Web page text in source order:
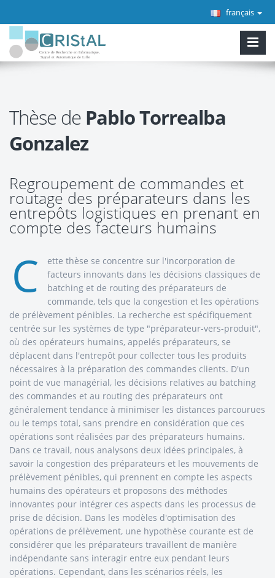
français
Thèse de Pablo Torrealba
Gonzalez
Regroupement de commandes et
routage des préparateurs dans les
entrepôts logistiques en prenant en
compte des facteurs humains
C
ette thèse se concentre sur l'incorporation de
facteurs innovants dans les décisions classiques de
batching et de routing des préparateurs de
commande, tels que la congestion et les opérations
de prélèvement pénibles. La recherche est spécifiquement
centrée sur les systèmes de type "préparateur-vers-produit",
où des opérateurs humains, appelés préparateurs, se
déplacent dans l'entrepôt pour collecter tous les produits
nécessaires à la préparation des commandes clients. D'un
point de vue managérial, les décisions relatives au batching
des commandes et au routing des préparateurs ont
généralement tendance à minimiser les distances parcourues
ou le temps total, sans prendre en considération que ces
opérations sont réalisées par des préparateurs humains.
Dans ce travail, nous analysons deux idées principales, à
savoir la congestion des préparateurs et les mouvements de
prélèvement pénibles, qui prennent en compte les aspects
humains des opérateurs et proposons des méthodes
innovantes pour intégrer ces aspects dans les processus de
prise de décision. Dans les modèles d'optimisation des
opérations de prélèvement, une hypothèse courante est de
considérer que les préparateurs travaillent de manière
indépendante sans interagir entre eux pendant leurs
opérations. Cependant, dans les scénarios réels, les